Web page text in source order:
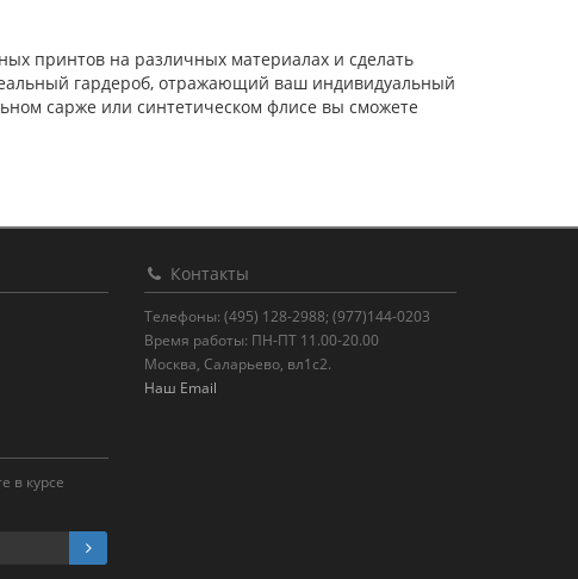
принтов на различных материалах и сделать
гардероб, отражающий ваш индивидуальный
сарже или синтетическом флисе вы сможете
Контакты
Телефоны: (495) 128-2988; (977)144-0203
Время работы: ПН-ПТ 11.00-20.00
Москва, Саларьево, вл1с2.
Наш Email
в курсе